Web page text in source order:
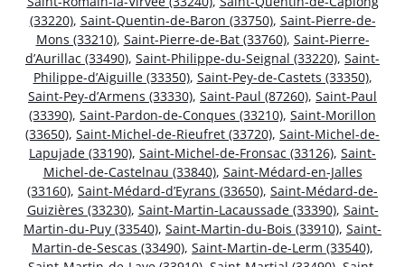
(33220), Saint-Quentin-de-Baron (33750), Saint-Pierre-de-
Mons (33210), Saint-Pierre-de-Bat (33760), Saint-Pierre-
d’Aurillac (33490), Saint-Philippe-du-Seignal (33220), Saint-
Philippe-d’Aiguille (33350), Saint-Pey-de-Castets (33350),
Saint-Pey-d’Armens (33330), Saint-Paul (87260), Saint-Paul
(33390), Saint-Pardon-de-Conques (33210), Saint-Morillon
(33650), Saint-Michel-de-Rieufret (33720), Saint-Michel-de-
Lapujade (33190), Saint-Michel-de-Fronsac (33126), Saint-
Michel-de-Castelnau (33840), Saint-Médard-en-Jalles
(33160), Saint-Médard-d’Eyrans (33650), Saint-Médard-de-
Guizières (33230), Saint-Martin-Lacaussade (33390), Saint-
Martin-du-Puy (33540), Saint-Martin-du-Bois (33910), Saint-
Martin-de-Sescas (33490), Saint-Martin-de-Lerm (33540),